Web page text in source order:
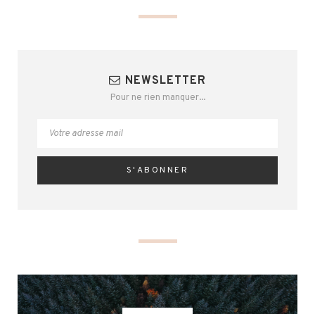
NEWSLETTER
Pour ne rien manquer...